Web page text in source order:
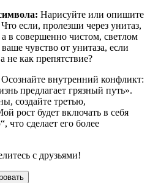
Нарисуйте или опишите
если, пролезши через унитаз,
в совершенно чистом, светлом
чувство от унитаза, если
не как препятствие?
Осознайте внутренний конфликт:
предлагает грязный путь».
создайте третью,
рост будет включать в себя
что сделает его более
с друзьями!